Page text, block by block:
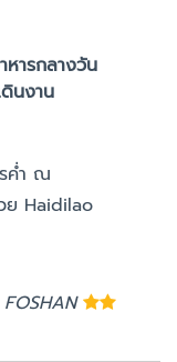
ารกลางวัน
ดินงาน
ำ ณ
ย Haidilao
FOSHAN